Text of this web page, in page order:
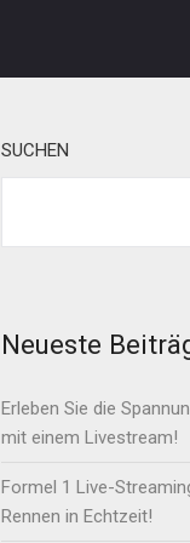
SUCHEN
Neueste
Erleben Sie die
mit einem Livestream!
Formel 1 Live-
Rennen in Echtzeit!